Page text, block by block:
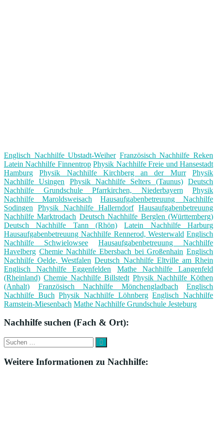
Englisch Nachhilfe Ubstadt-Weiher Französisch Nachhilfe Reken
Latein Nachhilfe Finnentrop Physik Nachhilfe Freie und Hansestadt
Hamburg
Physik Nachhilfe Kirchberg an der Murr
Physik
Nachhilfe Usingen
Physik Nachhilfe Selters (Taunus)
Deutsch
Nachhilfe Grundschule Pfarrkirchen, Niederbayern
Physik
Nachhilfe Maroldsweisach
Hausaufgabenbetreuung Nachhilfe
Sodingen
Physik Nachhilfe Hallerndorf Hausaufgabenbetreuung
Nachhilfe Marktrodach Deutsch Nachhilfe Berglen (Württemberg)
Deutsch Nachhilfe Tann (Rhön)
Latein Nachhilfe Harburg
Hausaufgabenbetreuung Nachhilfe Rennerod, Westerwald Englisch
Nachhilfe Schwielowsee
Hausaufgabenbetreuung Nachhilfe
Havelberg Chemie Nachhilfe Ebersbach bei Großenhain Englisch
Nachhilfe Oelde, Westfalen Deutsch Nachhilfe Eltville am Rhein
Englisch Nachhilfe Eggenfelden
Mathe Nachhilfe Langenfeld
(Rheinland) Chemie Nachhilfe Billstedt Physik Nachhilfe Köthen
(Anhalt)
Französisch Nachhilfe Mönchengladbach
Englisch
Nachhilfe Buch Physik Nachhilfe Löhnberg Englisch Nachhilfe
Ramstein-Miesenbach Mathe Nachhilfe Grundschule Jesteburg
Nachhilfe suchen (Fach & Ort):
Suche
nach:
Suchen
Weitere Informationen zu Nachhilfe: